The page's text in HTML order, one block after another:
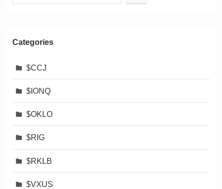
Categories
$CCJ
$IONQ
$OKLO
$RIG
$RKLB
$VXUS